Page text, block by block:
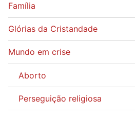
Família
Glórias da Cristandade
Mundo em crise
Aborto
Perseguição religiosa